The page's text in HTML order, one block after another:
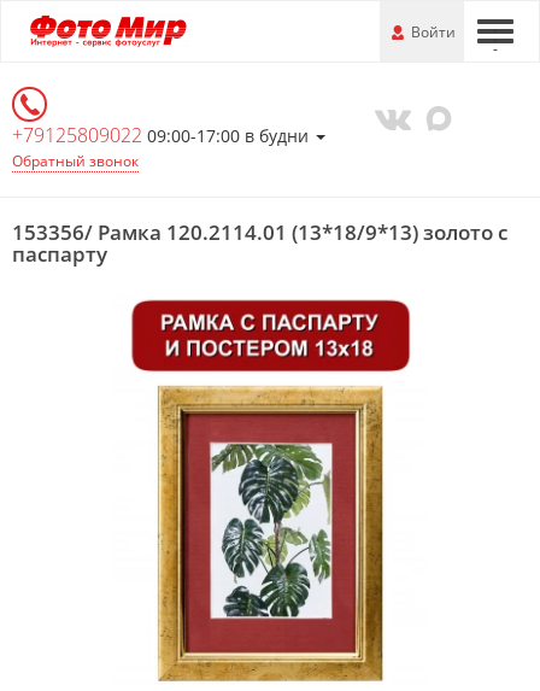
Перейти
к
информации
---
Войти
+79125809022 09:00-17:00 в будни
Обратный звонок
153356/ Рамка 120.2114.01 (13*18/9*13) золото с
паспарту